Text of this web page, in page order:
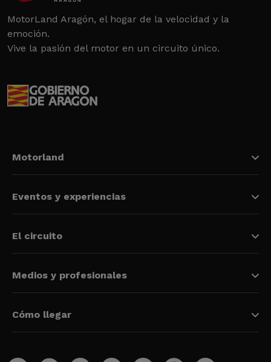
MotorLand Aragón, el hogar de la velocidad y la
emoción.
Vive la pasión del motor en un circuito único.
Motorland
Eventos y experiencias
El circuito
Medios y profesionales
Cómo llegar